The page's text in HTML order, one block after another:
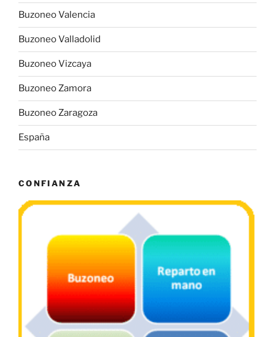
Buzoneo Valencia
Buzoneo Valladolid
Buzoneo Vizcaya
Buzoneo Zamora
Buzoneo Zaragoza
España
CONFIANZA